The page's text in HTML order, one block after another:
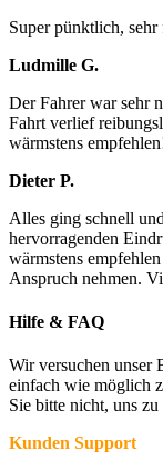
Super pünktlich,
Ludmille G.
Der Fahrer war sehr
Fahrt verlief
wärmstens
Dieter P.
Alles ging schnell
hervorragenden
wärmstens
Anspruch nehmen.
Hilfe & FAQ
Wir versuchen unser
einfach wie möglich
Sie bitte nicht, uns
Kunden Support